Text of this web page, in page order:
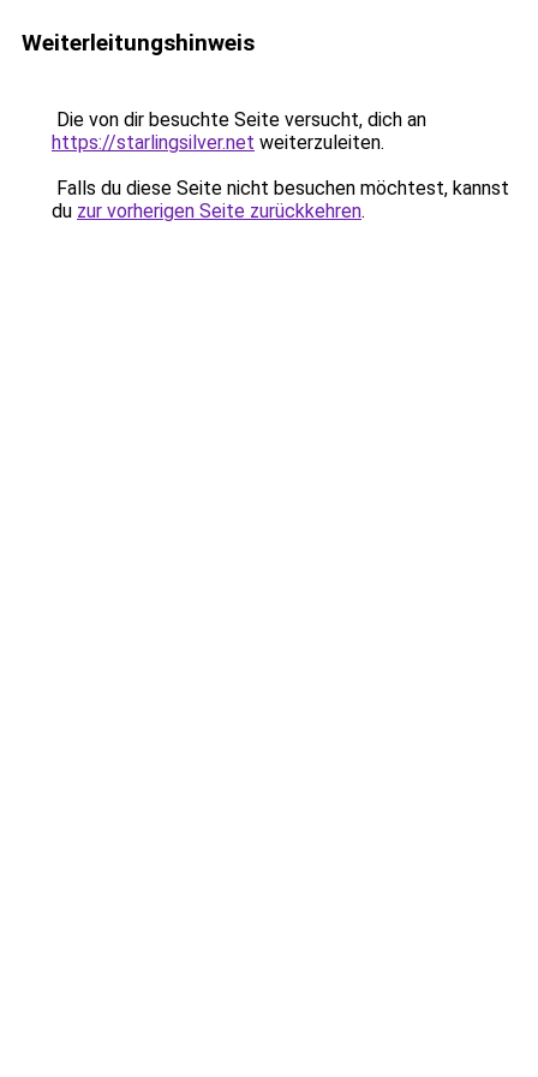
Weiterleitungshinweis
Die von dir besuchte Seite versucht, dich an
https://starlingsilver.net weiterzuleiten.
Falls du diese Seite nicht besuchen möchtest, kannst
du zur vorherigen Seite zurückkehren.